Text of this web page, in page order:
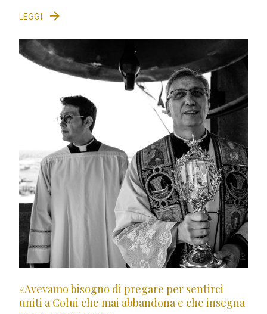
LEGGI
«Avevamo bisogno di pregare per sentirci
uniti a Colui che mai abbandona e che insegna